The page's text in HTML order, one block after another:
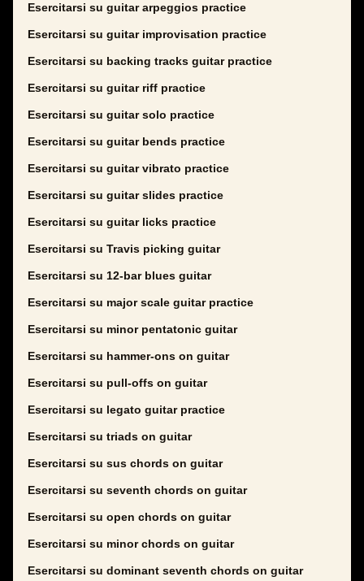
Esercitarsi su guitar arpeggios practice
Esercitarsi su guitar improvisation practice
Esercitarsi su backing tracks guitar practice
Esercitarsi su guitar riff practice
Esercitarsi su guitar solo practice
Esercitarsi su guitar bends practice
Esercitarsi su guitar vibrato practice
Esercitarsi su guitar slides practice
Esercitarsi su guitar licks practice
Esercitarsi su Travis picking guitar
Esercitarsi su 12-bar blues guitar
Esercitarsi su major scale guitar practice
Esercitarsi su minor pentatonic guitar
Esercitarsi su hammer-ons on guitar
Esercitarsi su pull-offs on guitar
Esercitarsi su legato guitar practice
Esercitarsi su triads on guitar
Esercitarsi su sus chords on guitar
Esercitarsi su seventh chords on guitar
Esercitarsi su open chords on guitar
Esercitarsi su minor chords on guitar
Esercitarsi su dominant seventh chords on guitar